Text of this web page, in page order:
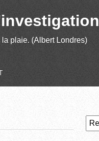
la plaie. (Albert Londres)